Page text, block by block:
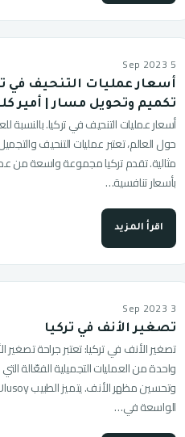
5 Sep 2023
تكميم وتحويل مسار | أمير
أسعار عمليات التنحيف في تركيا. بالنسبة
حول العالم، تعتبر عمليات التنحيف
مثالية. تقدم تركيا مجموعة واسعة من
بأسعار تنافسية…
اقرأ المزيد
3 Sep 2023
تصغير الأنف في تركيا
تصغير الأنف في تركيا: تعتبر جراحة تصغير
واحدة من العمليات التجميلية الفعّالة
الواسعة في…